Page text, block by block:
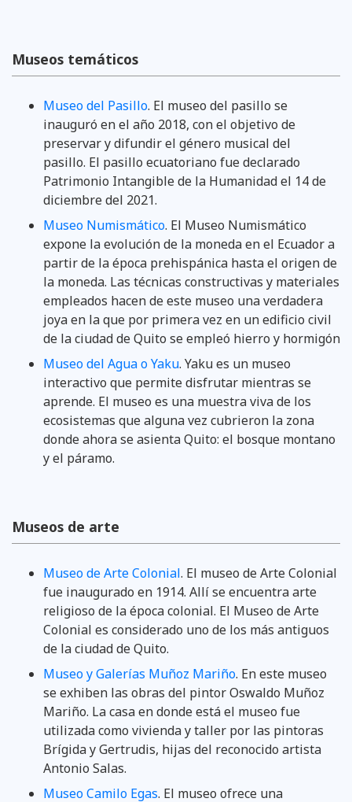
Museos temáticos
Museo del Pasillo. El museo del pasillo se
inauguró en el año 2018, con el objetivo de
preservar y difundir el género musical del
pasillo. El pasillo ecuatoriano fue declarado
Patrimonio Intangible de la Humanidad el 14 de
diciembre del 2021.
Museo Numismático. El Museo Numismático
expone la evolución de la moneda en el Ecuador a
partir de la época prehispánica hasta el origen de
la moneda. Las técnicas constructivas y materiales
empleados hacen de este museo una verdadera
joya en la que por primera vez en un edificio civil
de la ciudad de Quito se empleó hierro y hormigón
Museo del Agua o Yaku. Yaku es un museo
interactivo que permite disfrutar mientras se
aprende. El museo es una muestra viva de los
ecosistemas que alguna vez cubrieron la zona
donde ahora se asienta Quito: el bosque montano
y el páramo.
Museos de arte
Museo de Arte Colonial. El museo de Arte Colonial
fue inaugurado en 1914. Allí se encuentra arte
religioso de la época colonial. El Museo de Arte
Colonial es considerado uno de los más antiguos
de la ciudad de Quito.
Museo y Galerías Muñoz Mariño. En este museo
se exhiben las obras del pintor Oswaldo Muñoz
Mariño. La casa en donde está el museo fue
utilizada como vivienda y taller por las pintoras
Brígida y Gertrudis, hijas del reconocido artista
Antonio Salas.
Museo Camilo Egas. El museo ofrece una